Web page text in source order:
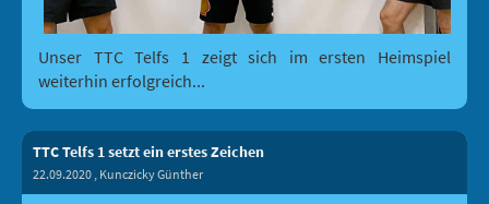
Unser TTC Telfs 1 zeigt sich im ersten Heimspiel
weiterhin erfolgreich...
TTC Telfs 1 setzt ein erstes Zeichen
22.09.2020 , Kunczicky Günther